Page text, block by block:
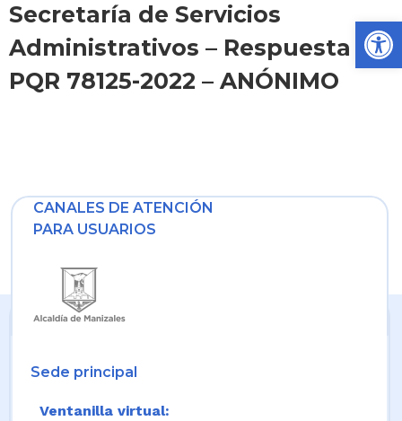
Secretaría de Servicios
Administrativos – Respuesta
PQR 78125-2022 – ANÓNIMO
CANALES DE ATENCIÓN
PARA USUARIOS
Sede principal
Ventanilla virtual: